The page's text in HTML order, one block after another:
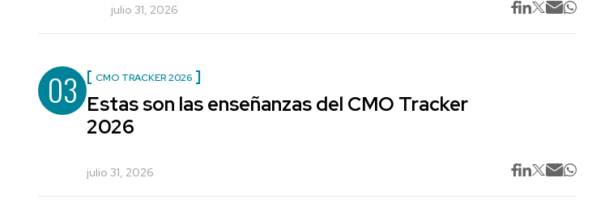
julio 31, 2026
03 CMO TRACKER 2026
Estas son las enseñanzas del CMO Tracker
2026
julio 31, 2026